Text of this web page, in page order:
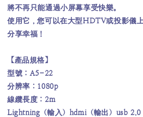
將不再只能通過小屏幕享受快樂。
使用它，您可以在大型HDTV或投影儀
分享幸福！
【產品規格】
型號：A5-22
分辨率：1080p
線纜長度：2m
Lightning（輸入）hdmi（輸出）usb